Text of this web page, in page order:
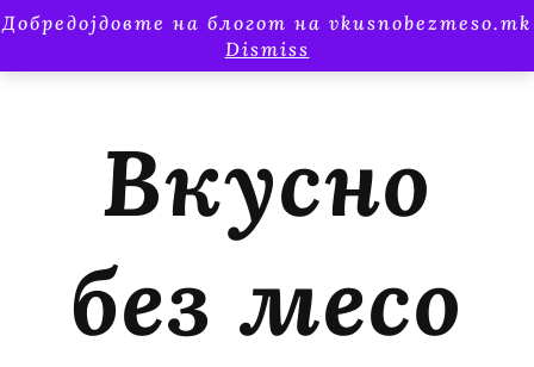
Добредојдовте на блогот на vkusnobezmeso.mk
Dismiss
Вкусно
без месо